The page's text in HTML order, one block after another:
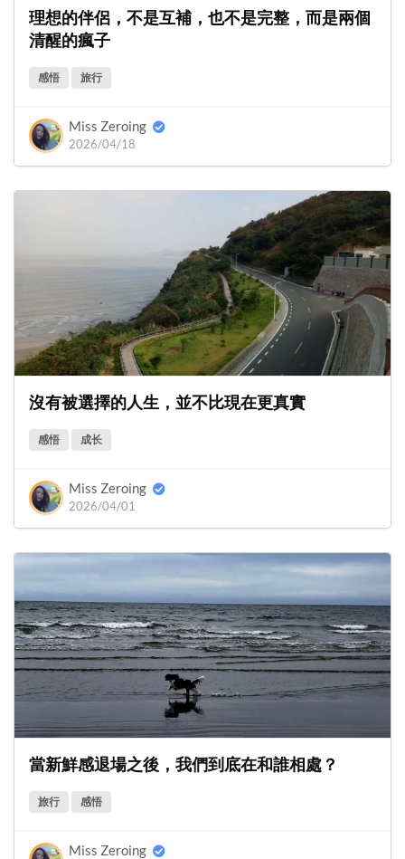
理想的伴侶，不是互補，也不是完整，而是兩個
清醒的瘋子
感悟 旅行
Miss Zeroing
2026/04/18
沒有被選擇的人生，並不比現在更真實
感悟 成长
Miss Zeroing
2026/04/01
當新鮮感退場之後，我們到底在和誰相處？
旅行 感悟
Miss Zeroing